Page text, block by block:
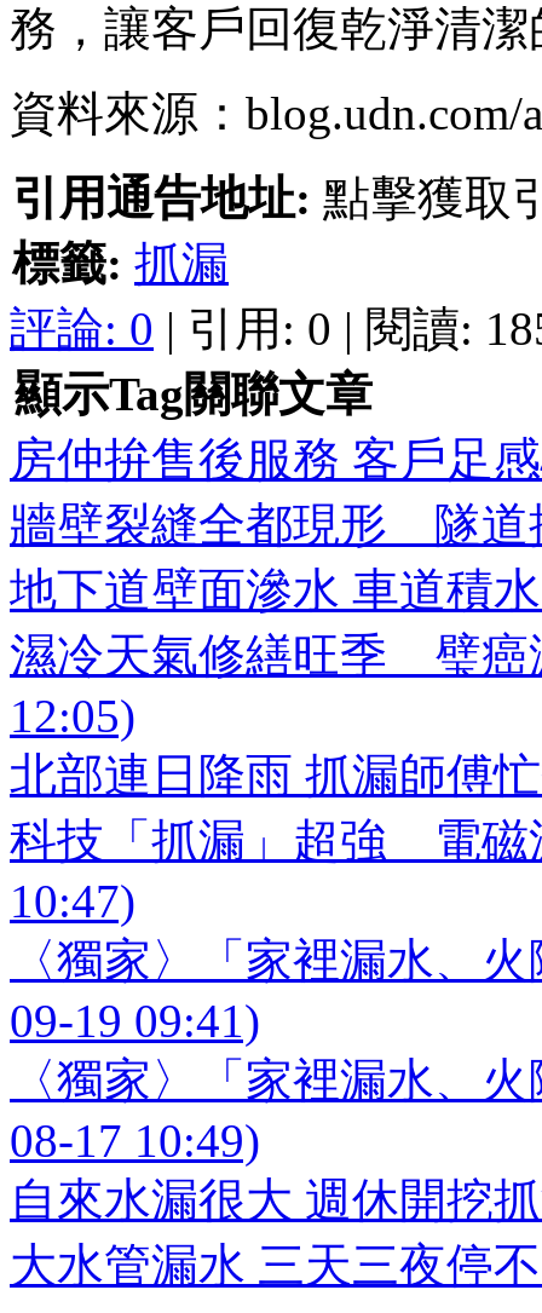
務，讓客戶回復乾淨清
資料來源：blog.udn.com/
引用通告地址: 點擊獲取
標籤: 抓漏
評論: 0 | 引用: 0 | 閱讀:
顯示Tag關聯文章
房仲拚售後服務 客戶足
牆壁裂縫全都現形 隧道
地下道壁面滲水 車道積
濕冷天氣修繕旺季 璧癌
12:05)
北部連日降雨 抓漏師傅
科技「抓漏」超強 電磁
10:47)
〈獨家〉「家裡漏水、
09-19 09:41)
〈獨家〉「家裡漏水、
08-17 10:49)
自來水漏很大 週休開挖
大水管漏水 三天三夜停